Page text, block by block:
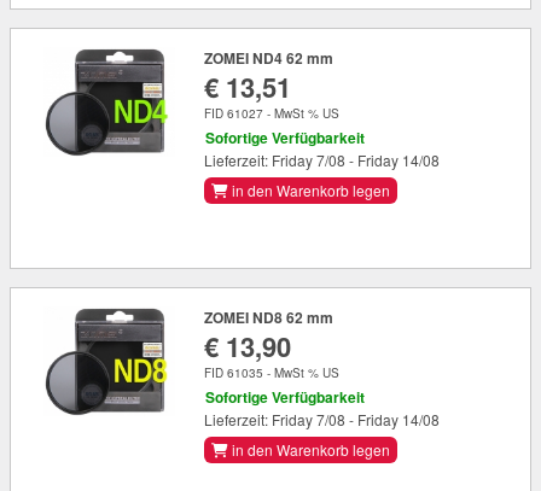
ZOMEI ND4 62 mm
€ 13,51
FID 61027 - MwSt % US
Sofortige Verfügbarkeit
Lieferzeit: Friday 7/08 - Friday 14/08
in den Warenkorb legen
ZOMEI ND8 62 mm
€ 13,90
FID 61035 - MwSt % US
Sofortige Verfügbarkeit
Lieferzeit: Friday 7/08 - Friday 14/08
in den Warenkorb legen